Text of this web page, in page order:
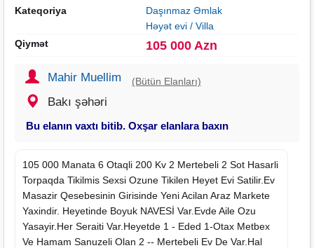
Kateqoriya
Daşınmaz Əmlak
Həyət evi / Villa
Qiymət
105 000 Azn
Mahir Muellim (Bütün Elanları)
Bakı şəhəri
Bu elanın vaxtı bitib. Oxşar elanlara baxın
105 000 Manata 6 Otaqli 200 Kv 2 Mertebeli 2 Sot Hasarli
Torpaqda Tikilmis Sexsi Ozune Tikilen Heyet Evi Satilir.Ev
Masazir Qesebesinin Girisinde Yeni Acilan Araz Markete
Yaxindir. Heyetinde Boyuk NAVESİ Var.Evde Aile Ozu
Yasayir.Her Seraiti Var.Heyetde 1 - Eded 1-Otax Metbex
Ve Hamam Sanuzeli Olan 2 -- Mertebeli Ev De Var.Hal